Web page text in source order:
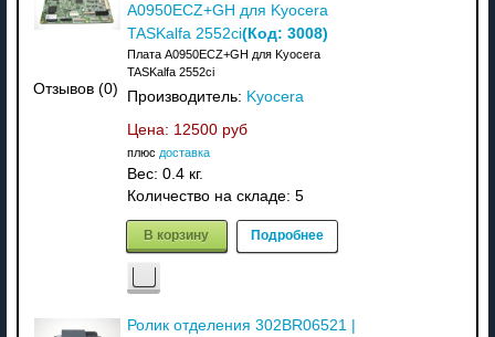
Отзывов (0)
A0950ECZ+GH для Kyocera
TASKalfa 2552ci(Код: 3008)
Плата A0950ECZ+GH для Kyocera
TASKalfa 2552ci
Производитель: Kyocera
Цена: 12500 руб
плюс доставка
Вес: 0.4 кг.
Количество на складе: 5
В корзину Подробнее
Ролик отделения 302BR06521 |